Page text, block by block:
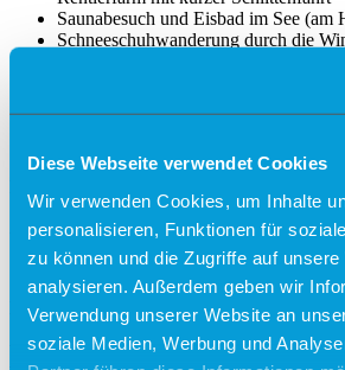
Diese Webseite verwendet Cookies
Wir verwenden Cookies, um Inhalte
personalisieren, Funktionen für
zu können und die Zugriffe auf
analysieren. Außerdem geben wir
Verwendung unserer Website an
soziale Medien, Werbung und
Nutzung der Pool- und
Informationsvideo zu den
vianova-Reiseleiter-Team vor Ort
Schneeschuhwanderung durch die
Zusatzinformationen- eventl. Kur-
zahlbar
Haustürtransfer inklusive bei
urlaub.de/haustuertransfer)
Reisepreis:
Ab 1.489 € pro Person
►Direktlink zur Buchung